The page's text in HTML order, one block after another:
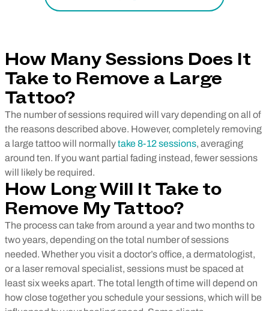
How Many Sessions Does It
Take to Remove a Large
Tattoo?
The number of sessions required will vary depending on all of
the reasons described above. However, completely removing
a large tattoo will normallytake 8-12 sessions, averaging
around ten. If you want partial fading instead, fewer sessions
will likely be required.
How Long Will It Take to
Remove My Tattoo?
The process can take from around a year and two months to
two years, depending on the total number of sessions
needed. Whether you visit a doctor’s office, a dermatologist,
or a laser removal specialist, sessions must be spaced at
least six weeks apart. The total length of time will depend on
how close together you schedule your sessions, which will be